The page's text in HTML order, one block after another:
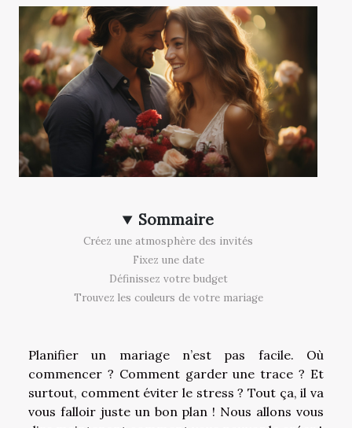
Sommaire
Créez une atmosphère des invités
Fixez une date
Définissez votre budget
Trouvez les couleurs de votre mariage
Planifier un mariage n’est pas facile. Où
commencer ? Comment garder une trace ? Et
surtout, comment éviter le stress ? Tout ça, il va
vous falloir juste un bon plan ! Nous allons vous